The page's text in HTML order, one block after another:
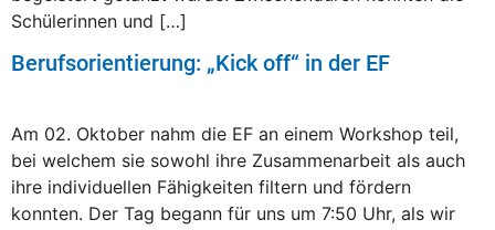
Schülerinnen und […]
Berufsorientierung: „Kick off“ in der EF
Am 02. Oktober nahm die EF an einem Workshop teil,
bei welchem sie sowohl ihre Zusammenarbeit als auch
ihre individuellen Fähigkeiten filtern und fördern
konnten. Der Tag begann für uns um 7:50 Uhr, als wir